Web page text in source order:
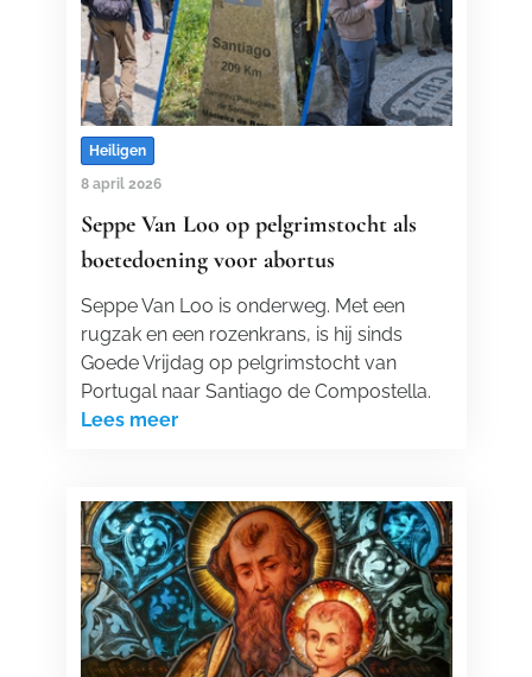
Heiligen
8 april 2026
Seppe Van Loo op pelgrimstocht als
boetedoening voor abortus
Seppe Van Loo is onderweg. Met een
rugzak en een rozenkrans, is hij sinds
Goede Vrijdag op pelgrimstocht van
Portugal naar Santiago de Compostella.
Lees meer